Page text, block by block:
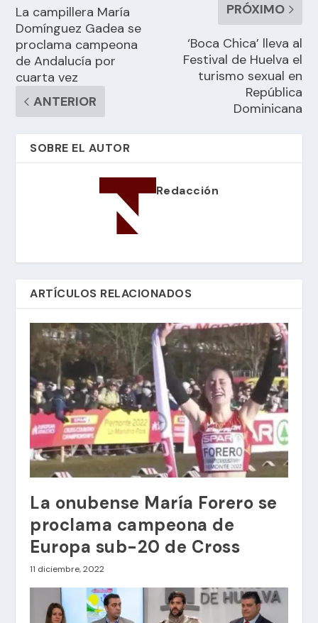
La campillera María
Domínguez Gadea se
proclama campeona
de Andalucía por
cuarta vez
ANTERIOR
PRÓXIMO
‘Boca Chica’ lleva al
Festival de Huelva el
turismo sexual en
República
Dominicana
SOBRE EL AUTOR
Redacción
ARTÍCULOS RELACIONADOS
La onubense María Forero se
proclama campeona de
Europa sub-20 de Cross
11 diciembre, 2022